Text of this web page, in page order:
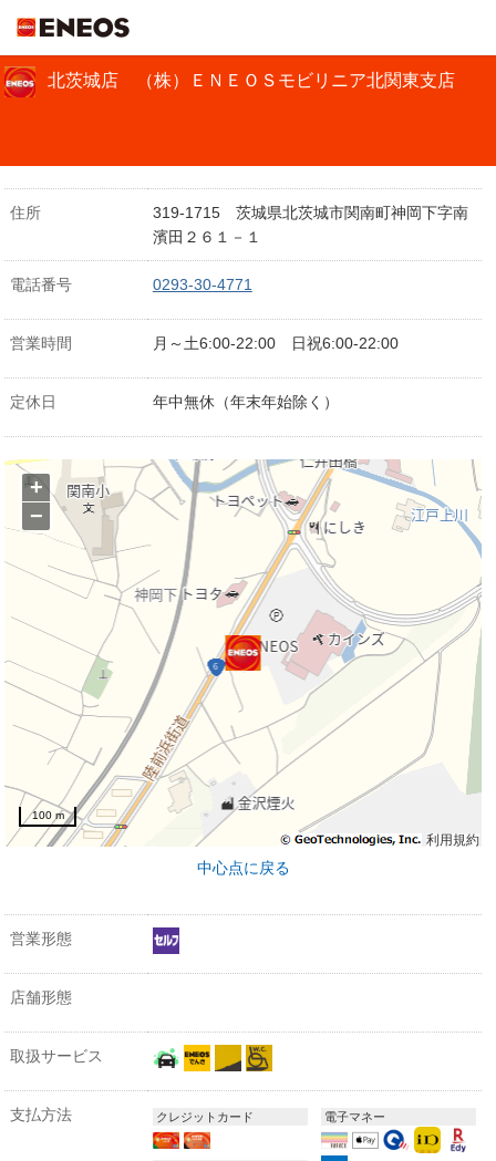
北茨城店 （株）ＥＮＥＯＳモビリニア北関東支店
住所
319-1715 茨城県北茨城市関南町神岡下字南
濱田２６１－１
電話番号 0293-30-4771
営業時間 月～土6:00-22:00 日祝6:00-22:00
定休日 年中無休（年末年始除く）
利用規約
+
−
100 m
中心点に戻る
営業形態
店舗形態
取扱サービス
支払方法 クレジットカード 電子マネー